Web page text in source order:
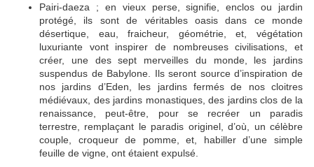
Pairi-daeza ; en vieux perse, signifie, enclos ou jardin
protégé, ils sont de véritables oasis dans ce monde
désertique, eau, fraicheur, géométrie, et, végétation
luxuriante vont inspirer de nombreuses civilisations, et
créer, une des sept merveilles du monde, les jardins
suspendus de Babylone. Ils seront source d’inspiration de
nos jardins d’Eden, les jardins fermés de nos cloitres
médiévaux, des jardins monastiques, des jardins clos de la
renaissance, peut-être, pour se recréer un paradis
terrestre, remplaçant le paradis originel, d’où, un célèbre
couple, croqueur de pomme, et, habiller d’une simple
feuille de vigne, ont étaient expulsé.